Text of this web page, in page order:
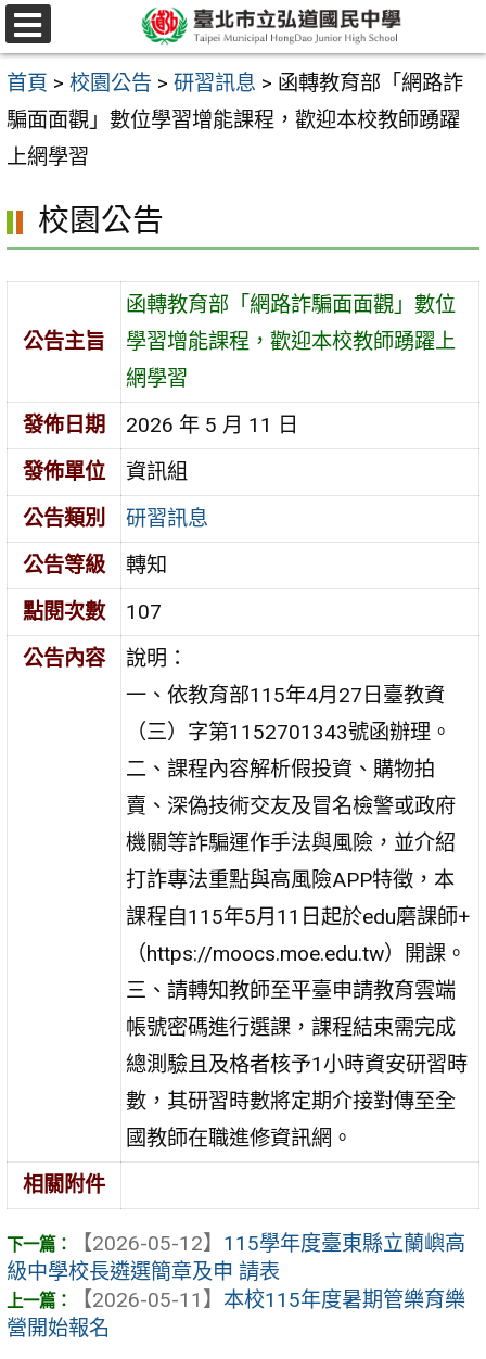
跳
至
主
要
內
區
選
單
首頁 > 校園公告 > 研習訊息 > 函轉教育部「網路詐
騙面面觀」數位學習增能課程，歡迎本校教師踴躍
上網學習
校園公告
公告主旨
函轉教育部「網路詐騙面面觀」數位
學習增能課程，歡迎本校教師踴躍上
網學習
發佈日期
2026 年 5 月 11 日
發佈單位
資訊組
公告類別
研習訊息
公告等級
轉知
點閱次數
107
公告內容
說明：
一、依教育部115年4月27日臺教資
（三）字第1152701343號函辦理。
二、課程內容解析假投資、購物拍
賣、深偽技術交友及冒名檢警或政府
機關等詐騙運作手法與風險，並介紹
打詐專法重點與高風險APP特徵，本
課程自115年5月11日起於edu磨課師+
（https://moocs.moe.edu.tw）開課。
三、請轉知教師至平臺申請教育雲端
帳號密碼進行選課，課程結束需完成
總測驗且及格者核予1小時資安研習時
數，其研習時數將定期介接對傳至全
國教師在職進修資訊網。
相關附件
【2026-05-12】 115學年度臺東縣立蘭嶼高
級中學校長遴選簡章及申 請表
【2026-05-11】 本校115年度暑期管樂育樂
營開始報名